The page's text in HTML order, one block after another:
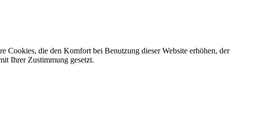
Cookies, die den Komfort bei Benutzung dieser Website erhöhen, der
Ihrer Zustimmung gesetzt.